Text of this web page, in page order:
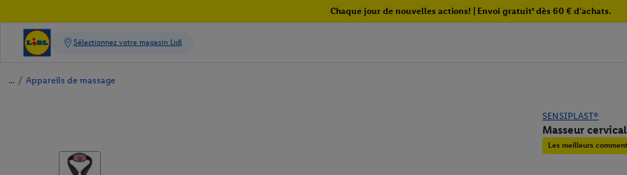
Chaque jour de nouvelles actions! | Envoi gratuit¹ dès 60 € d'achats.
/ Appareils de massage
SENSIPLAST®
Masseur
Les meilleurs